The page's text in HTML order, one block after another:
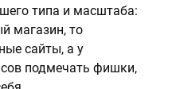
типа и масштаба:
магазин, то
сайты, а у
подмечать фишки,